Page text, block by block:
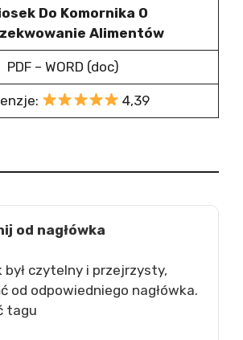
Do Komornika O
Alimentów
PDF – WORD (doc)
4,39
od nagłówka
był czytelny i przejrzysty,
od odpowiedniego nagłówka.
tagu